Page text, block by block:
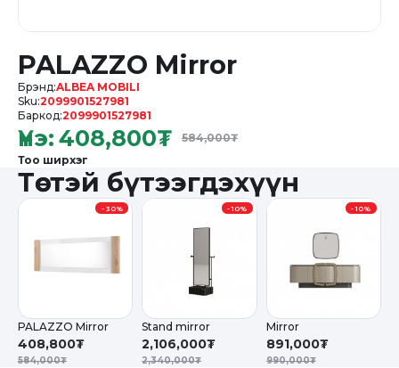
PALAZZO Mirror
Брэнд:ALBEA MOBILI
Sku:2099901527981
Баркод:2099901527981
Үнэ:408,800₮ 584,000₮
Тоо ширхэг
Төстэй бүтээгдэхүүн
- 30%
PALAZZO Mirror
408,800₮
584,000₮
-10%
Stand mirror
2,106,000₮
2,340,000₮
-10%
Mirror
891,000₮
990,000₮